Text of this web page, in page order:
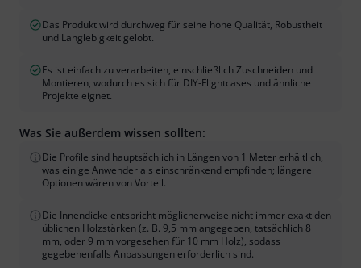
Das Produkt wird durchweg für seine hohe Qualität, Robustheit
und Langlebigkeit gelobt.
Es ist einfach zu verarbeiten, einschließlich Zuschneiden und
Montieren, wodurch es sich für DIY-Flightcases und ähnliche
Projekte eignet.
Was Sie außerdem wissen sollten:
Die Profile sind hauptsächlich in Längen von 1 Meter erhältlich,
was einige Anwender als einschränkend empfinden; längere
Optionen wären von Vorteil.
Die Innendicke entspricht möglicherweise nicht immer exakt den
üblichen Holzstärken (z. B. 9,5 mm angegeben, tatsächlich 8
mm, oder 9 mm vorgesehen für 10 mm Holz), sodass
gegebenenfalls Anpassungen erforderlich sind.